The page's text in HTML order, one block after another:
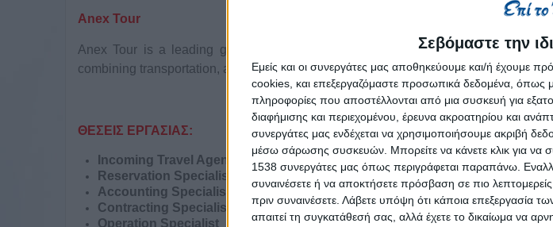
Σεβόμαστε την
Εμείς και οι συνεργάτες μας αποθηκεύουμε και/ή έχουμε
cookies, και επεξεργαζόμαστε προσωπικά δεδομένα, όπως
πληροφορίες που αποστέλλονται από μια συσκευή για
διαφήμισης και περιεχομένου, έρευνα ακροατηρίου και
συνεργάτες μας ενδέχεται να χρησιμοποιήσουμε ακριβή
μέσω σάρωσης συσκευών. Μπορείτε να κάνετε κλικ για να
1538 συνεργάτες μας όπως περιγράφεται παραπάνω.
συναινέσετε ή να αποκτήσετε πρόσβαση σε πιο
πριν συναινέσετε. Λάβετε υπόψη ότι κάποια επεξεργασία
απαιτεί τη συγκατάθεσή σας, αλλά έχετε το δικαίωμα να
Anex Tour
Anex Tour is a leading global tour operator with wide range of destinations
combining transportation, accommodation and various destination services
ΘΕΣΕΙΣ ΕΡΓΑΣΙΑΣ:
Incoming Travel Agency in Greece
Reservation Specialist
Accounting Specialist
Contracting Specialist
Operation Specialist